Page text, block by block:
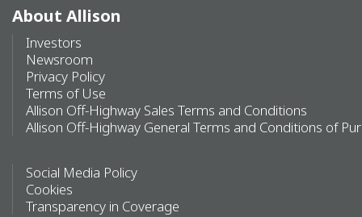
About Allison
Investors
Newsroom
Privacy Policy
Terms of Use
Allison Off-Highway Sales Terms and Conditions
Allison Off-Highway General Terms and Conditions of
Social Media Policy
Cookies
Transparency in Coverage